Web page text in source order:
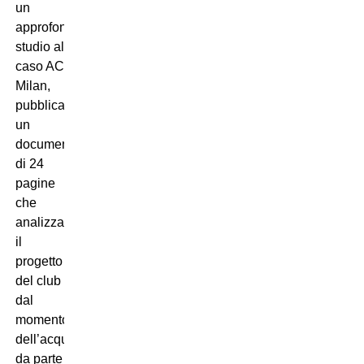
un
approfondito
studio al
caso AC
Milan,
pubblicando
un
documento
di 24
pagine
che
analizza
il
progetto
del club
dal
momento
dell’acquisizione
da parte